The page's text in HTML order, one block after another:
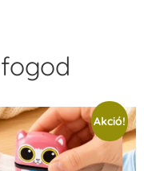
Akció!